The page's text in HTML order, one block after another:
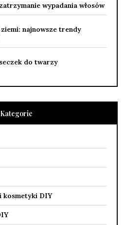
wypadania włosów
najnowsze trendy
do twarzy
Kategorie
kosmetyki DIY